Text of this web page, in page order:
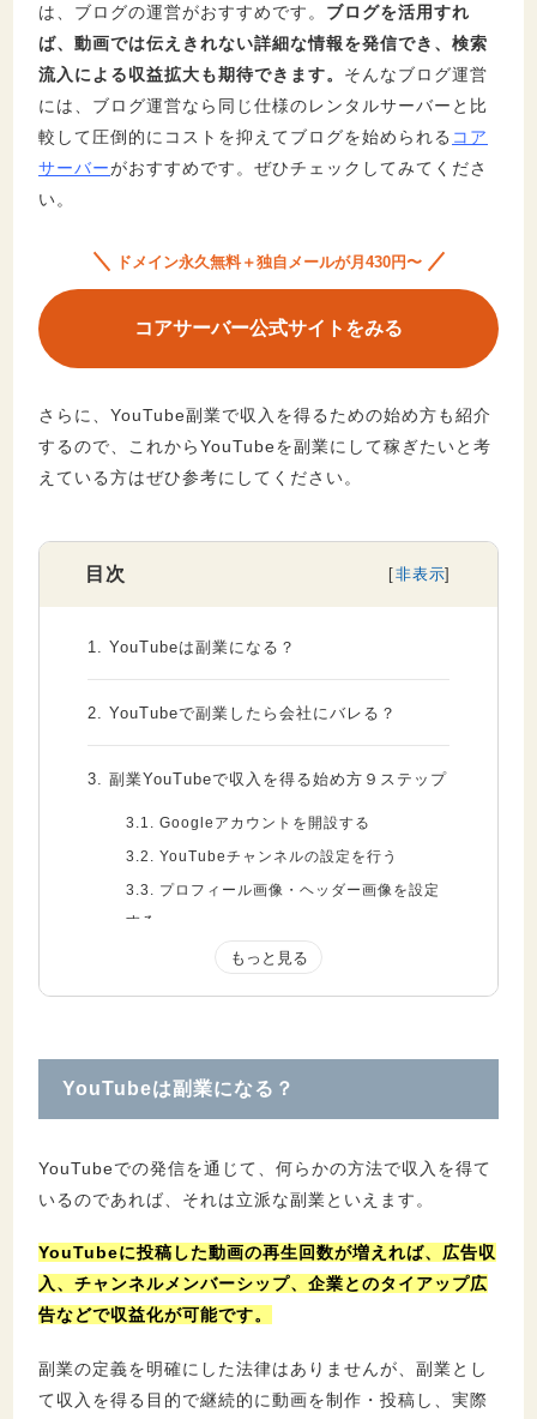
は、ブログの運営がおすすめです。 ブログを活用すれ
ば、動画では伝えきれない詳細な情報を発信でき、検索
流入による収益拡大も期待できます。 そんなブログ運営
には、ブログ運営なら同じ仕様のレンタルサーバーと比
較して圧倒的にコストを抑えてブログを始められる コア
サーバーがおすすめです。ぜひチェックしてみてくださ
い。
ドメイン永久無料＋独自メールが月430円〜
コアサーバー公式サイトをみる
さらに、YouTube副業で収入を得るための始め方も紹介
するので、これからYouTubeを副業にして稼ぎたいと考
えている方はぜひ参考にしてください。
目次
1. YouTubeは副業になる？
2. YouTubeで副業したら会社にバレる？
3. 副業YouTubeで収入を得る始め方９ステップ
3.1. Googleアカウントを開設する
3.2. YouTubeチャンネルの設定を行う
3.3. プロフィール画像・ヘッダー画像を設定
する
チャンネルの説明を記載する
3.7.YouTubeに動画をアップロードする
3.8.サムネイル画像を作成する
3.9.動画投稿を継続する
4.副業でYouTubeを行うメリット３つ
4.2.動画撮影や動画編集スキルが身に付く
4.3.個人のブランドを確立できる
5.副業でYouTubeを行うデメリット３つ
YouTubeは副業になる？
YouTubeでの発信を通じて、何らかの方法で収入を得て
いるのであれば、それは立派な副業といえます。
YouTubeに投稿した動画の再生回数が増えれば、広告収
入、チャンネルメンバーシップ、企業とのタイアップ広
告などで収益化が可能です。
副業の定義を明確にした法律はありませんが、副業とし
て収入を得る目的で継続的に動画を制作・投稿し、実際